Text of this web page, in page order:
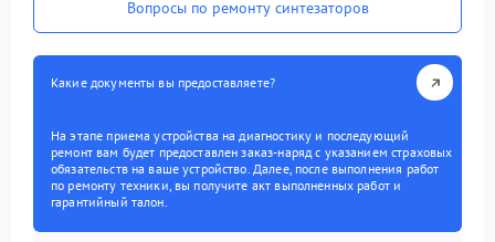
Вопросы по ремонту синтезаторов
Какие документы вы предоставляете?
На этапе приема устройства на диагностику и последующий
ремонт вам будет предоставлен заказ-наряд с указанием страховых
обязательств на ваше устройство. Далее, после выполнения работ
по ремонту техники, вы получите акт выполненных работ и
гарантийный талон.